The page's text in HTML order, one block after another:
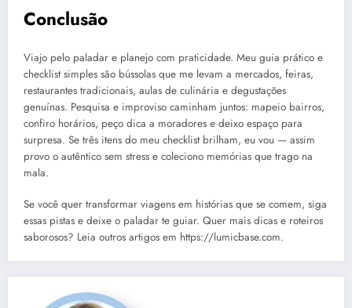
Conclusão
Viajo pelo paladar e planejo com praticidade. Meu guia prático e
checklist simples são bússolas que me levam a mercados, feiras,
restaurantes tradicionais, aulas de culinária e degustações
genuínas. Pesquisa e improviso caminham juntos: mapeio bairros,
confiro horários, peço dica a moradores e deixo espaço para
surpresa. Se três itens do meu checklist brilham, eu vou — assim
provo o autêntico sem stress e coleciono memórias que trago na
mala.
Se você quer transformar viagens em histórias que se comem, siga
essas pistas e deixe o paladar te guiar. Quer mais dicas e roteiros
saborosos? Leia outros artigos em https://lumicbase.com.